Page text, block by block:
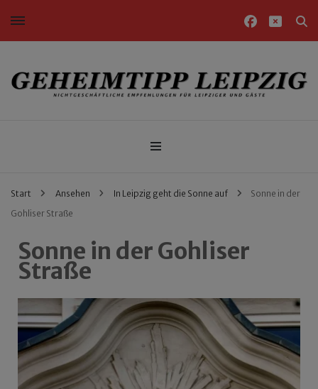
Nichtgeschäftliche Empfehlungen für Leipziger und Gäste
Start Ansehen In Leipzig geht die Sonne auf
Sonne in der
Gohliser Straße
Sonne in der Gohliser
Straße